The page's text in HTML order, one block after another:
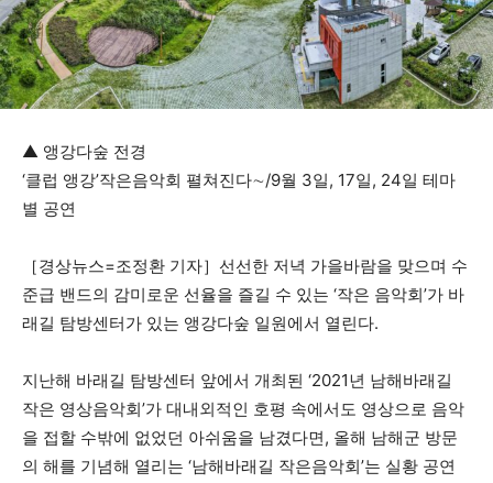
▲ 앵강다숲 전경
‘클럽 앵강’작은음악회 펼쳐진다∼/9월 3일, 17일, 24일 테마
별 공연
［경상뉴스=조정환 기자］선선한 저녁 가을바람을 맞으며 수
준급 밴드의 감미로운 선율을 즐길 수 있는 ‘작은 음악회’가 바
래길 탐방센터가 있는 앵강다숲 일원에서 열린다.
지난해 바래길 탐방센터 앞에서 개최된 ‘2021년 남해바래길
작은 영상음악회’가 대내외적인 호평 속에서도 영상으로 음악
을 접할 수밖에 없었던 아쉬움을 남겼다면, 올해 남해군 방문
의 해를 기념해 열리는 ‘남해바래길 작은음악회’는 실황 공연